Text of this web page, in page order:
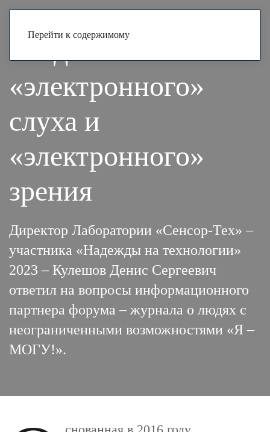
Перейти к содержимому
Создатели
«электронного»
слуха и
«электронного»
зрения
Директор Лаборатории «Сенсор-Тех» –
участника «Надежды на технологии»
2023 – Кулешов Денис Сергеевич
ответил на вопросы информационного
партнера форума – журнала о людях с
неограниченными возможностями «Я –
МОГУ!».